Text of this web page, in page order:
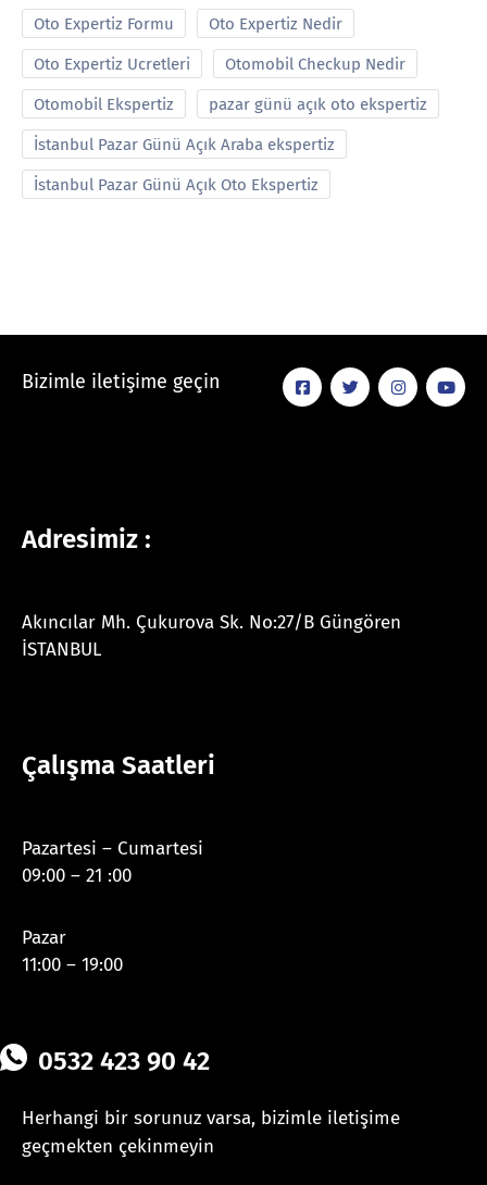
Oto Expertiz Formu Oto Expertiz Nedir
Oto Expertiz Ucretleri Otomobil Checkup Nedir
Otomobil Ekspertiz pazar günü açık oto ekspertiz
İstanbul Pazar Günü Açık Araba ekspertiz
İstanbul Pazar Günü Açık Oto Ekspertiz
Bizimle iletişime geçin
Adresimiz :
Akıncılar Mh. Çukurova Sk. No:27/B Güngören
İSTANBUL
Çalışma Saatleri
Pazartesi – Cumartesi
09:00 – 21 :00
Pazar
11:00 – 19:00
0532 423 90 42
Herhangi bir sorunuz varsa, bizimle iletişime
geçmekten çekinmeyin